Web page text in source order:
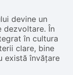
devine un
dezvoltare. În
în cultura
clare, bine
există învățare